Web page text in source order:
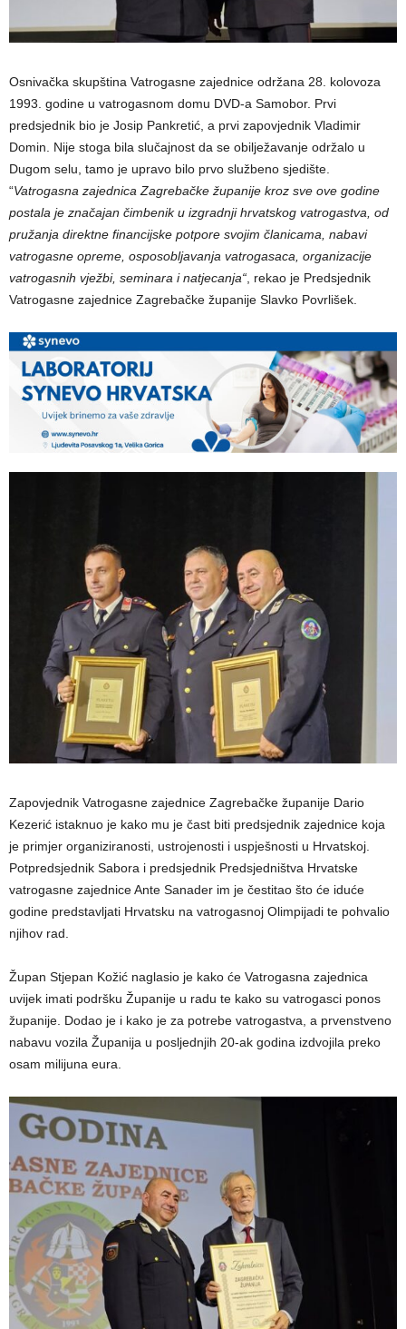
Osnivačka skupština Vatrogasne zajednice održana 28. kolovoza
1993. godine u vatrogasnom domu DVD-a Samobor. Prvi
predsjednik bio je Josip Pankretić, a prvi zapovjednik Vladimir
Domin. Nije stoga bila slučajnost da se obilježavanje održalo u
Dugom selu, tamo je upravo bilo prvo službeno sjedište.
“Vatrogasna zajednica Zagrebačke županije kroz sve ove godine
postala je značajan čimbenik u izgradnji hrvatskog vatrogastva, od
pružanja direktne financijske potpore svojim članicama, nabavi
vatrogasne opreme, osposobljavanja vatrogasaca, organizacije
vatrogasnih vježbi, seminara i natjecanja“ , rekao je Predsjednik
Vatrogasne zajednice Zagrebačke županije Slavko Povrlišek.
Zapovjednik Vatrogasne zajednice Zagrebačke županije Dario
Kezerić istaknuo je kako mu je čast biti predsjednik zajednice koja
je primjer organiziranosti, ustrojenosti i uspješnosti u Hrvatskoj.
Potpredsjednik Sabora i predsjednik Predsjedništva Hrvatske
vatrogasne zajednice Ante Sanader im je čestitao što će iduće
godine predstavljati Hrvatsku na vatrogasnoj Olimpijadi te pohvalio
njihov rad.
Župan Stjepan Kožić naglasio je kako će Vatrogasna zajednica
uvijek imati podršku Županije u radu te kako su vatrogasci ponos
županije. Dodao je i kako je za potrebe vatrogastva, a prvenstveno
nabavu vozila Županija u posljednjih 20-ak godina izdvojila preko
osam milijuna eura.